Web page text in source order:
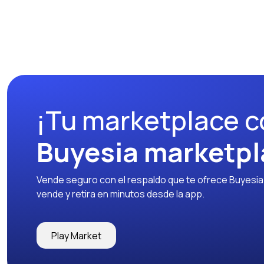
¡Tu marketplace
Buyesia
Vende seguro con el respaldo que te ofrece
vende y retira en minutos desde la app.
Play Market